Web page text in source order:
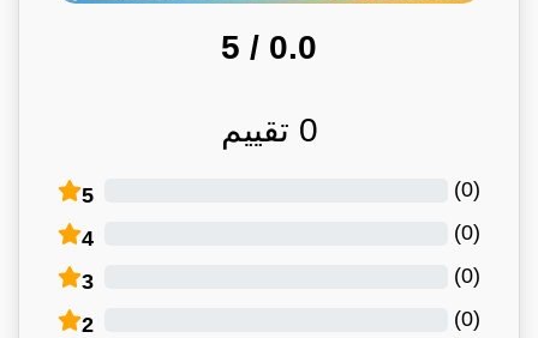
0.0
/ 5
0 تقييم
5 (
0
)
4 (
0
)
3 (
0
)
2 (
0
)